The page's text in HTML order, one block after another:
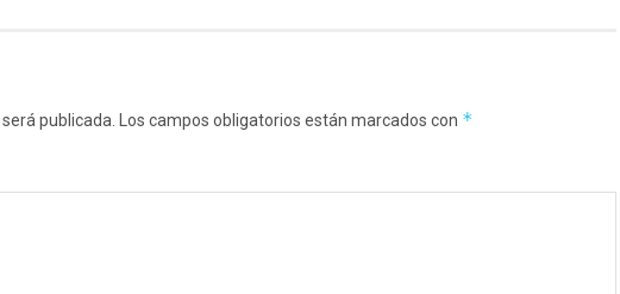
publicada. Los campos obligatorios están marcados con *